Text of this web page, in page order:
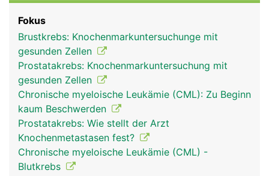
Rubriken
Blutzellen gebildet, die wichtige Aufgaben erfüllen.
Diese umfassen die roten Blutkörperchen
(Erythrozyten) zum Sauerstofftransport im Blut,
die weissen Blutkörperchen (Leukozyten) zur
Abwehr von Infektionen und die Blutplättchen
(Thrombozyten) zur Blutstillung. Im Knochenmark
wird ausserdem ein Teil des Blutes als "Reserve"
gespeichert. Bei einer Verletzung mit schnellem
Blutverlust können diese Blutreserven
herangezogen werden. Knochenmark ist nicht zu
verwechseln mit dem Rückenmark in der
Fokus
Brustkrebs: Knochenmarkuntersuchunge mit
gesunden Zellen
Prostatakrebs: Knochenmarkuntersuchung mit
gesunden Zellen
Chronische myeloische Leukämie (CML): Zu Beginn
kaum Beschwerden
Prostatakrebs: Wie stellt der Arzt
Knochenmetastasen fest?
Chronische myeloische Leukämie (CML) -
Blutkrebs